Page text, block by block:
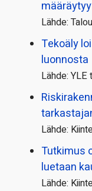
Lähde:
Tekoäly
luonnosta
Lähde: YLE
Lähde:
Tutkimus
luetaan
Lähde: